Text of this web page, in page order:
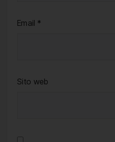
Email *
Sito web